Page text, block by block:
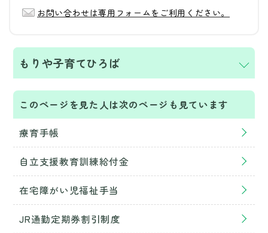
お問い合わせは専用フォームをご利用ください。
もりや子育てひろば
このページを見た人は次のページも見ています
療育手帳
自立支援教育訓練給付金
在宅障がい児福祉手当
JR通勤定期券割引制度